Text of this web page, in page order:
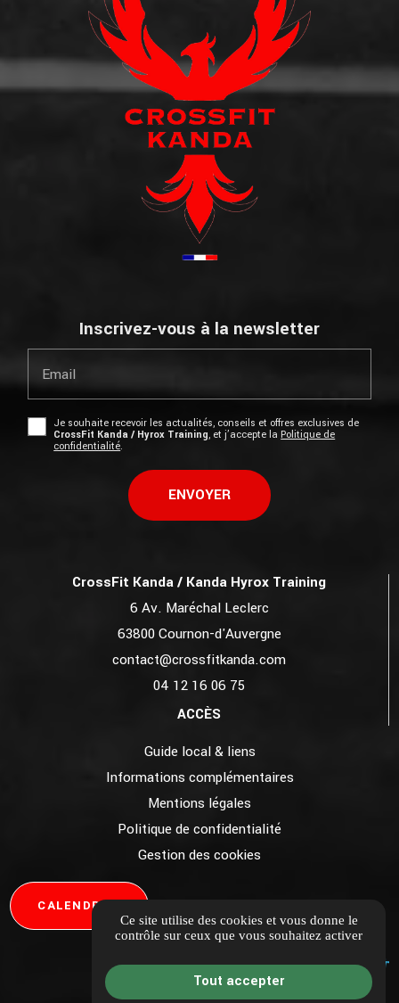
Inscrivez-vous à la newsletter
Email
Je souhaite recevoir les actualités, conseils et offres exclusives de
CrossFit Kanda / Hyrox Training, et j’accepte laPolitique de
confidentialité.
CrossFit Kanda / Kanda Hyrox Training
6 Av. Maréchal Leclerc
63800 Cournon-d'Auvergne
contact@crossfitkanda.com
04 12 16 06 75
ACCÈS
Guide local & liens
Informations complémentaires
Mentions légales
Politique de confidentialité
Gestion des cookies
CALENDRIER
Ce site utilise des cookies et vous donne le
contrôle sur ceux que vous souhaitez activer
Tout accepter